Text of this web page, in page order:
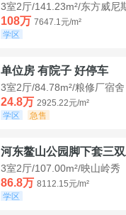
3室2厅/141.23m²/东方威尼
108万 7647.1元/m²
学区
单位房 有院子 好停车
3室2厅/84.78m²/粮修厂宿舍
24.8万 2925.22元/m²
学区
急售
河东鳌山公园脚下套三双
3室2厅/107.00m²/映山岭秀
86.8万 8112.15元/m²
学区